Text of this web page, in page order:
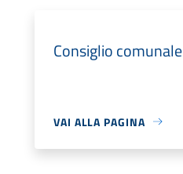
Consiglio comunale
VAI ALLA PAGINA